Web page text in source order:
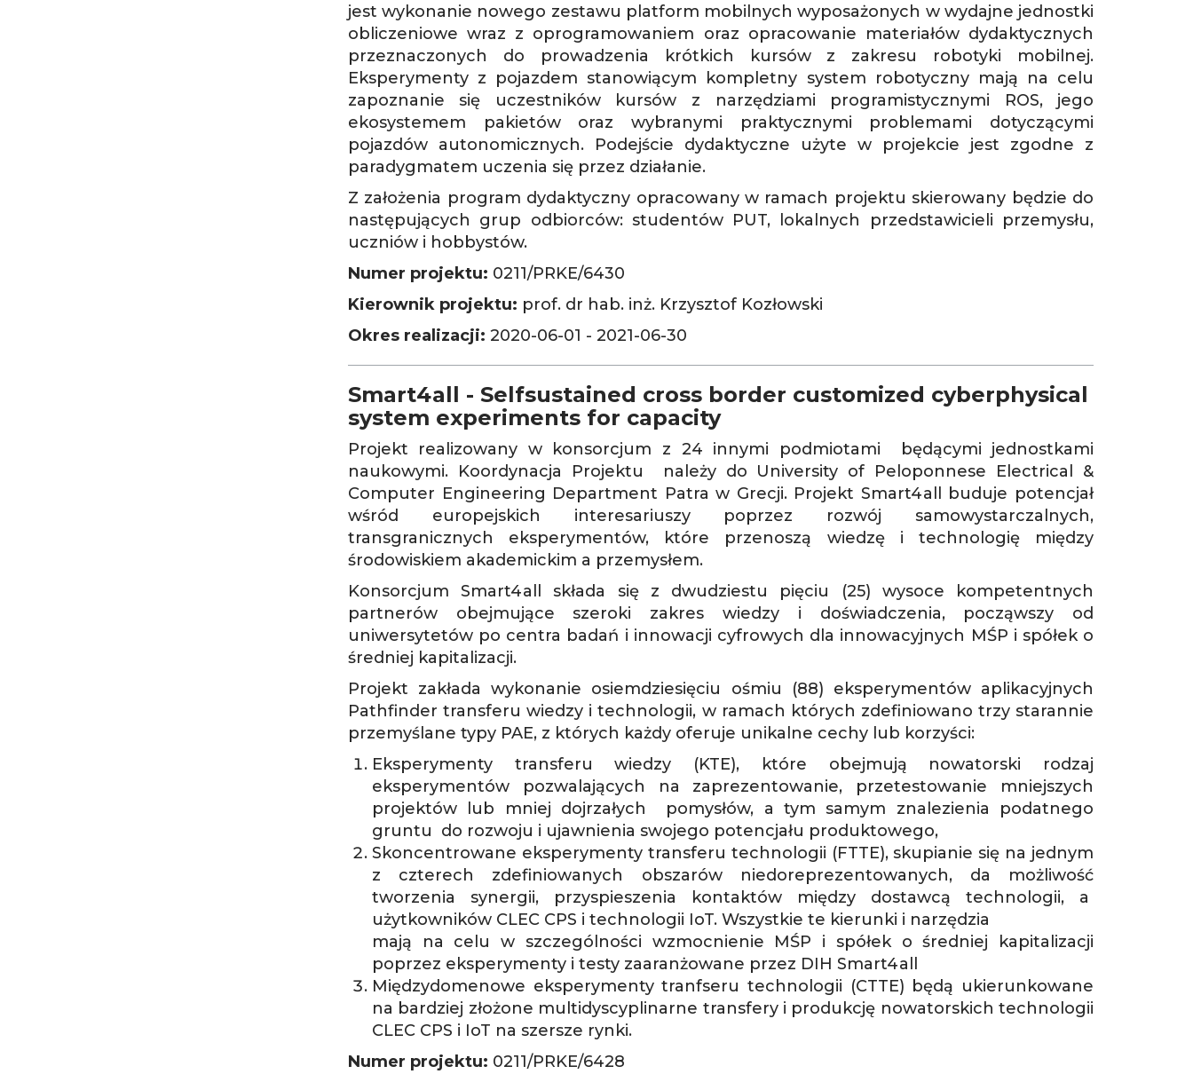
jest wykonanie nowego zestawu platform mobilnych wyposażonych w wydajne jednostki
obliczeniowe wraz z oprogramowaniem oraz opracowanie materiałów dydaktycznych
przeznaczonych do prowadzenia krótkich kursów z zakresu robotyki mobilnej.
Eksperymenty z pojazdem stanowiącym kompletny system robotyczny mają na celu
zapoznanie się uczestników kursów z narzędziami programistycznymi ROS, jego
ekosystemem pakietów oraz wybranymi praktycznymi problemami dotyczącymi
pojazdów autonomicznych. Podejście dydaktyczne użyte w projekcie jest zgodne z
paradygmatem uczenia się przez działanie.
Z założenia program dydaktyczny opracowany w ramach projektu skierowany będzie do
następujących grup odbiorców: studentów PUT, lokalnych przedstawicieli przemysłu,
uczniów i hobbystów.
Numer projektu: 0211/PRKE/6430
Kierownik projektu: prof. dr hab. inż. Krzysztof Kozłowski
Okres realizacji: 2020-06-01 - 2021-06-30
Smart4all - Selfsustained cross border customized cyberphysical
system experiments for capacity
Projekt realizowany w konsorcjum z 24 innymi podmiotami będącymi jednostkami
naukowymi. Koordynacja Projektu należy do University of Peloponnese Electrical &
Computer Engineering Department Patra w Grecji. Projekt Smart4all buduje potencjał
wśród europejskich interesariuszy poprzez rozwój samowystarczalnych,
transgranicznych eksperymentów, które przenoszą wiedzę i technologię między
środowiskiem akademickim a przemysłem.
Konsorcjum Smart4all składa się z dwudziestu pięciu (25) wysoce kompetentnych
partnerów obejmujące szeroki zakres wiedzy i doświadczenia, począwszy od
uniwersytetów po centra badań i innowacji cyfrowych dla innowacyjnych MŚP i spółek o
średniej kapitalizacji.
Projekt zakłada wykonanie osiemdziesięciu ośmiu (88) eksperymentów aplikacyjnych
Pathfinder transferu wiedzy i technologii, w ramach których zdefiniowano trzy starannie
przemyślane typy PAE, z których każdy oferuje unikalne cechy lub korzyści:
Eksperymenty transferu wiedzy (KTE), które obejmują nowatorski rodzaj
eksperymentów pozwalających na zaprezentowanie, przetestowanie mniejszych
projektów lub mniej dojrzałych pomysłów, a tym samym znalezienia podatnego
gruntu do rozwoju i ujawnienia swojego potencjału produktowego,
Skoncentrowane eksperymenty transferu technologii (FTTE), skupianie się na jednym
z czterech zdefiniowanych obszarów niedoreprezentowanych, da możliwość
tworzenia synergii, przyspieszenia kontaktów między dostawcą technologii, a
użytkowników CLEC CPS i technologii IoT. Wszystkie te kierunki i narzędzia
mają na celu w szczególności wzmocnienie MŚP i spółek o średniej kapitalizacji
poprzez eksperymenty i testy zaaranżowane przez DIH Smart4all
Międzydomenowe eksperymenty tranfseru technologii (CTTE) będą ukierunkowane
na bardziej złożone multidyscyplinarne transfery i produkcję nowatorskich technologii
CLEC CPS i IoT na szersze rynki.
Numer projektu: 0211/PRKE/6428